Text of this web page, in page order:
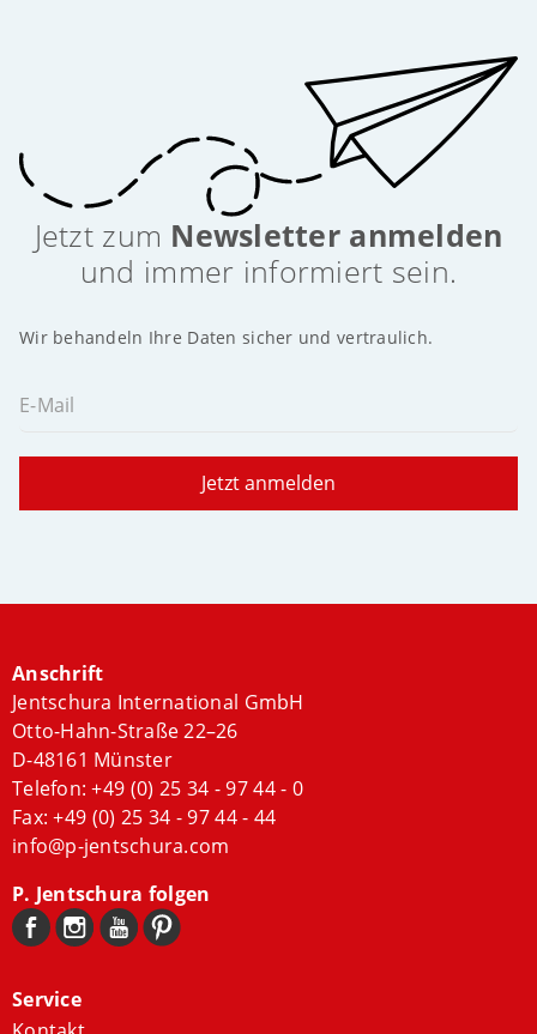
Jetzt zum Newsletter anmelden
und immer informiert sein.
Wir behandeln Ihre Daten sicher und vertraulich.
E-Mail
Jetzt anmelden
Anschrift
Jentschura International GmbH
Otto-Hahn-Straße 22–26
D-48161 Münster
Telefon:+49 (0) 25 34 - 97 44 - 0
Fax: +49 (0) 25 34 - 97 44 - 44
info@p-jentschura.com
P. Jentschura folgen
Service